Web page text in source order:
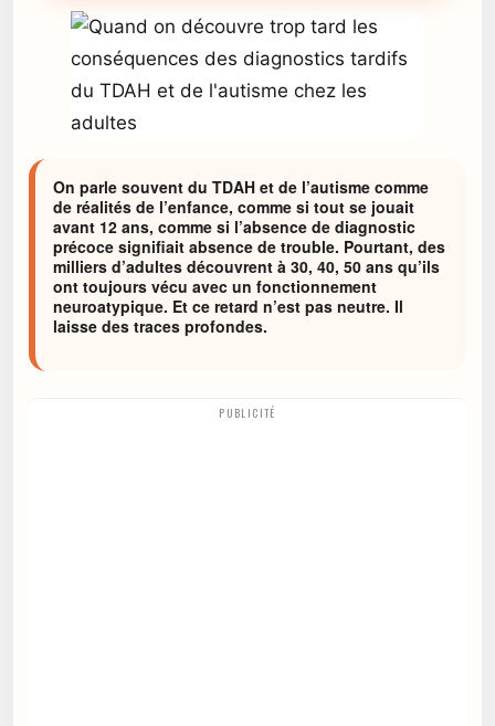
On parle souvent du TDAH et de l’autisme comme
de réalités de l’enfance, comme si tout se jouait
avant 12 ans, comme si l’absence de diagnostic
précoce signifiait absence de trouble. Pourtant, des
milliers d’adultes découvrent à 30, 40, 50 ans qu’ils
ont toujours vécu avec un fonctionnement
neuroatypique. Et ce retard n’est pas neutre. Il
laisse des traces profondes.
PUBLICITÉ